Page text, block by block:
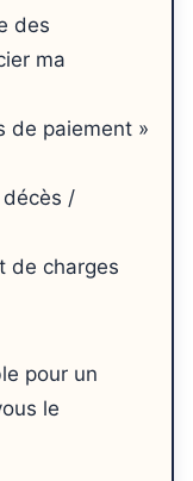
des
ma
de paiement »
/
de charges
pour un
le